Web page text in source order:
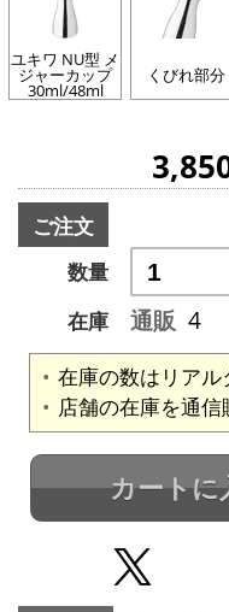
ユキワ NU型 メ
ジャーカップ
30ml/48ml
くびれ部分
ご注文
数量
在庫
通販 4
在庫の数はリアル
店舗の在庫を通信
カートに